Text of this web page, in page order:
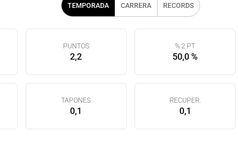
TEMPORADA CARRERA RECORDS
PUNTOS
2,2
% 2 PT
50,0 %
TAPONES
0,1
RECUPER.
0,1